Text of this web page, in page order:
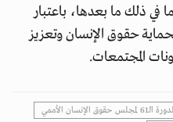
في ذلك ما بعدها، باعتبار
حقوق الإنسان وتعزيز
المجتمعات.
الـ61 لمجلس حقوق الإنسان الأممي